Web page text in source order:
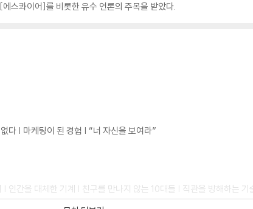
스콰이어]를 비롯한 유수 언론의 주목을 받았다.
다 | 마케팅이 된 경험 | “너 자신을 보여라”
인간을 대체한 기계 | 친구를 만나지 않는 10대들 | 직관을 방해하는 기